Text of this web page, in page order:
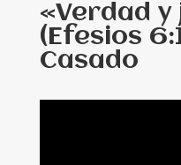
«Verdad
(Efesios
Casado